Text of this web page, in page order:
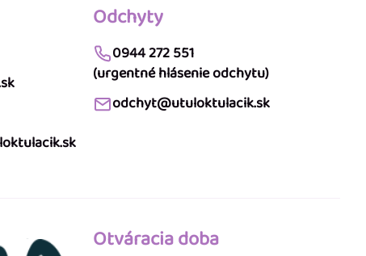
Odchyty
0944 272 551
(urgentné hlásenie odchytu)
odchyt@utuloktulacik.sk
Otváracia doba